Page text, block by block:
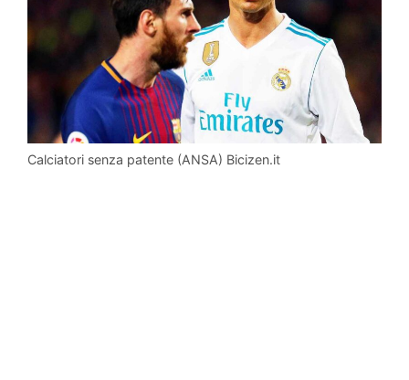
Calciatori senza patente (ANSA) Bicizen.it